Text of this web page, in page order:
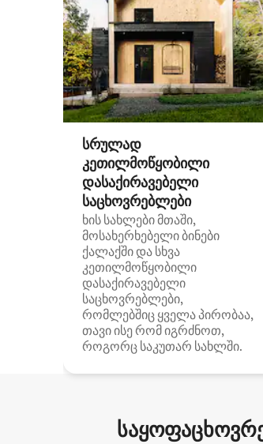
სრულად
კეთილმოწყობილი
დასაქირავებელი
საცხოვრებლები
ხის სახლები მთაში,
მოსახერხებელი ბინები
ქალაქში და სხვა
კეთილმოწყობილი
დასაქირავებელი
საცხოვრებლები,
რომლებშიც ყველა პირობაა,
თავი ისე რომ იგრძნოთ,
როგორც საკუთარ სახლში.